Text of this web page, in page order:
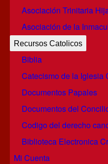
Asociación Trinitaria
Asociación de la
Recursos Catolicos
Biblia
Catecismo de la Iglesia
Documentos Papales
Documentos del
Codigo del derecho
Biblioteca Electronica
Mi Cuenta